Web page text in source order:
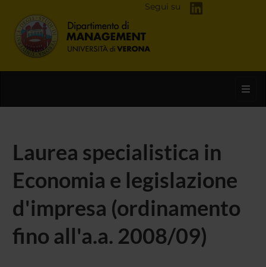
Segui su
Laurea specialistica in
Economia e legislazione
d'impresa (ordinamento
fino all'a.a. 2008/09)